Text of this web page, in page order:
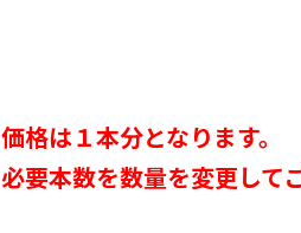
価格は１本分となります。
必要本数を数量を変更して